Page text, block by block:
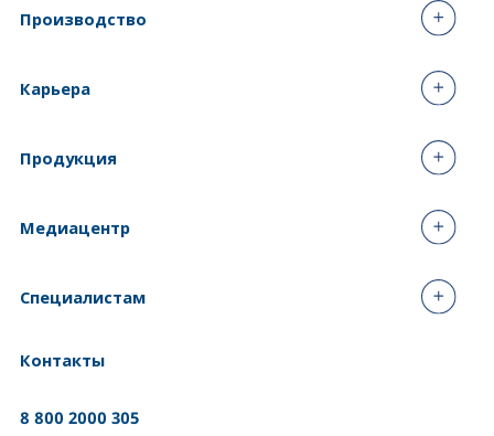
Производство
Карьера
8 800 2000 305
Продукция
Медиацентр
Специалистам
Контакты